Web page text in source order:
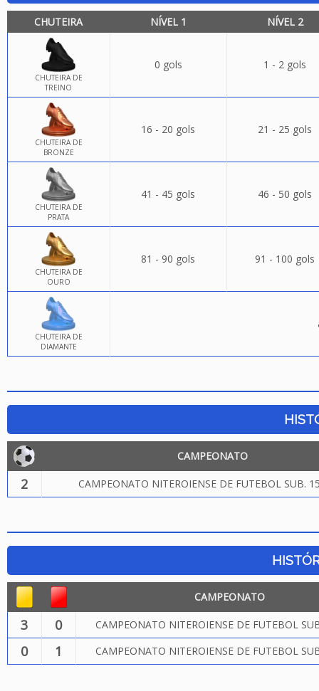
CHUTEIRA NÍVEL 1 NÍVEL 2
CHUTEIRA DE
TREINO
0 gols 1 - 2 gols
CHUTEIRA DE
BRONZE
16 - 20 gols 21 - 25 gols
CHUTEIRA DE
PRATA
41 - 45 gols 46 - 50 gols
CHUTEIRA DE
OURO
81 - 90 gols 91 - 100 gols
CHUTEIRA DE
DIAMANTE
CAMPEONATO
2 CAMPEONATO NITEROIENSE DE FUTEBOL SUB.
CAMPEONATO
3 0 CAMPEONATO NITEROIENSE DE FUTEBOL
0 1 CAMPEONATO NITEROIENSE DE FUTEBOL